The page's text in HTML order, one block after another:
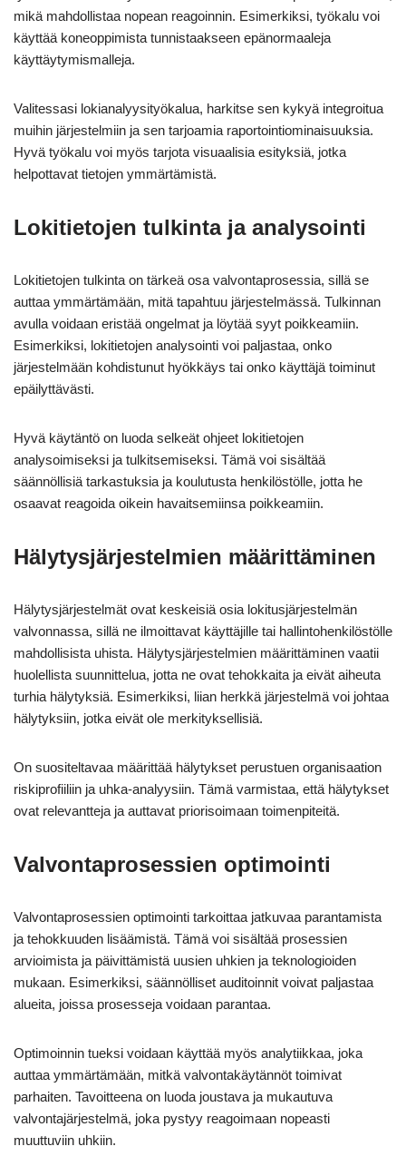
mikä mahdollistaa nopean reagoinnin. Esimerkiksi, työkalu voi
käyttää koneoppimista tunnistaakseen epänormaaleja
käyttäytymismalleja.
Valitessasi lokianalyysityökalua, harkitse sen kykyä integroitua
muihin järjestelmiin ja sen tarjoamia raportointiominaisuuksia.
Hyvä työkalu voi myös tarjota visuaalisia esityksiä, jotka
helpottavat tietojen ymmärtämistä.
Lokitietojen tulkinta ja analysointi
Lokitietojen tulkinta on tärkeä osa valvontaprosessia, sillä se
auttaa ymmärtämään, mitä tapahtuu järjestelmässä. Tulkinnan
avulla voidaan eristää ongelmat ja löytää syyt poikkeamiin.
Esimerkiksi, lokitietojen analysointi voi paljastaa, onko
järjestelmään kohdistunut hyökkäys tai onko käyttäjä toiminut
epäilyttävästi.
Hyvä käytäntö on luoda selkeät ohjeet lokitietojen
analysoimiseksi ja tulkitsemiseksi. Tämä voi sisältää
säännöllisiä tarkastuksia ja koulutusta henkilöstölle, jotta he
osaavat reagoida oikein havaitsemiinsa poikkeamiin.
Hälytysjärjestelmien määrittäminen
Hälytysjärjestelmät ovat keskeisiä osia lokitusjärjestelmän
valvonnassa, sillä ne ilmoittavat käyttäjille tai hallintohenkilöstölle
mahdollisista uhista. Hälytysjärjestelmien määrittäminen vaatii
huolellista suunnittelua, jotta ne ovat tehokkaita ja eivät aiheuta
turhia hälytyksiä. Esimerkiksi, liian herkkä järjestelmä voi johtaa
hälytyksiin, jotka eivät ole merkityksellisiä.
On suositeltavaa määrittää hälytykset perustuen organisaation
riskiprofiiliin ja uhka-analyysiin. Tämä varmistaa, että hälytykset
ovat relevantteja ja auttavat priorisoimaan toimenpiteitä.
Valvontaprosessien optimointi
Valvontaprosessien optimointi tarkoittaa jatkuvaa parantamista
ja tehokkuuden lisäämistä. Tämä voi sisältää prosessien
arvioimista ja päivittämistä uusien uhkien ja teknologioiden
mukaan. Esimerkiksi, säännölliset auditoinnit voivat paljastaa
alueita, joissa prosesseja voidaan parantaa.
Optimoinnin tueksi voidaan käyttää myös analytiikkaa, joka
auttaa ymmärtämään, mitkä valvontakäytännöt toimivat
parhaiten. Tavoitteena on luoda joustava ja mukautuva
valvontajärjestelmä, joka pystyy reagoimaan nopeasti
muuttuviin uhkiin.